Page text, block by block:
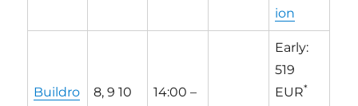
ion
Buildro
8, 9 10
14:00 –
Early:
519
EUR*